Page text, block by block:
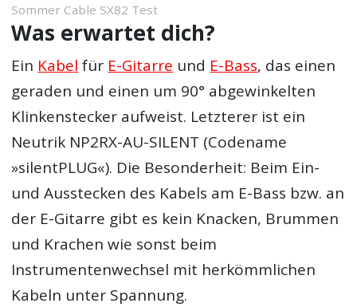
Sommer Cable SX82 Test
Was erwartet dich?
Ein Kabel für E-Gitarre und E-Bass, das einen
geraden und einen um 90° abgewinkelten
Klinkenstecker aufweist. Letzterer ist ein
Neutrik NP2RX-AU-SILENT (Codename
»silentPLUG«). Die Besonderheit: Beim Ein-
und Ausstecken des Kabels am E-Bass bzw. an
der E-Gitarre gibt es kein Knacken, Brummen
und Krachen wie sonst beim
Instrumentenwechsel mit herkömmlichen
Kabeln unter Spannung.